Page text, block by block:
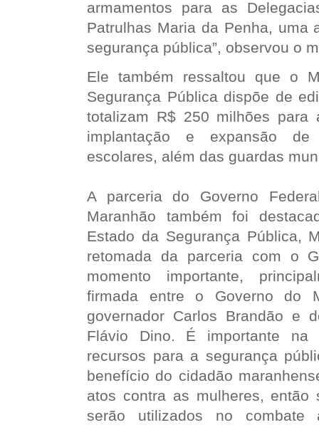
armamentos para as
Patrulhas Maria da Penha, uma
segurança pública”, observou o
Ele também ressaltou que o
Segurança Pública dispõe de
totalizam R$ 250 milhões para
implantação e expansão
escolares, além das guardas
A parceria do Governo
Maranhão também foi
Estado da Segurança Pública,
retomada da parceria com o
momento importante,
firmada entre o Governo do
governador Carlos Brandão e
Flávio Dino. É importante
recursos para a segurança
benefício do cidadão
atos contra as mulheres, então
serão utilizados no